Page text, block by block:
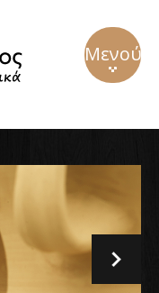
Μενού
Βίντεο
Επικοινωνία